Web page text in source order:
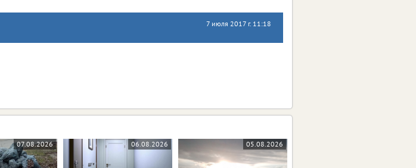
7 июля 2017 г. 11:18
07.08.2026 06.08.2026 05.08.2026